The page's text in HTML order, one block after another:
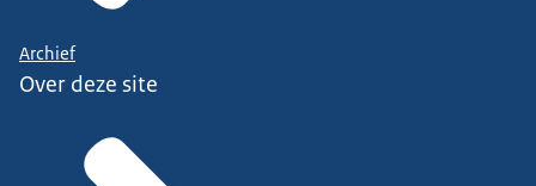
Archief
Over deze site